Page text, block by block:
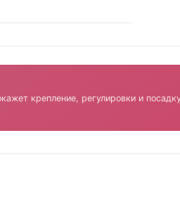
крепление, регулировки и